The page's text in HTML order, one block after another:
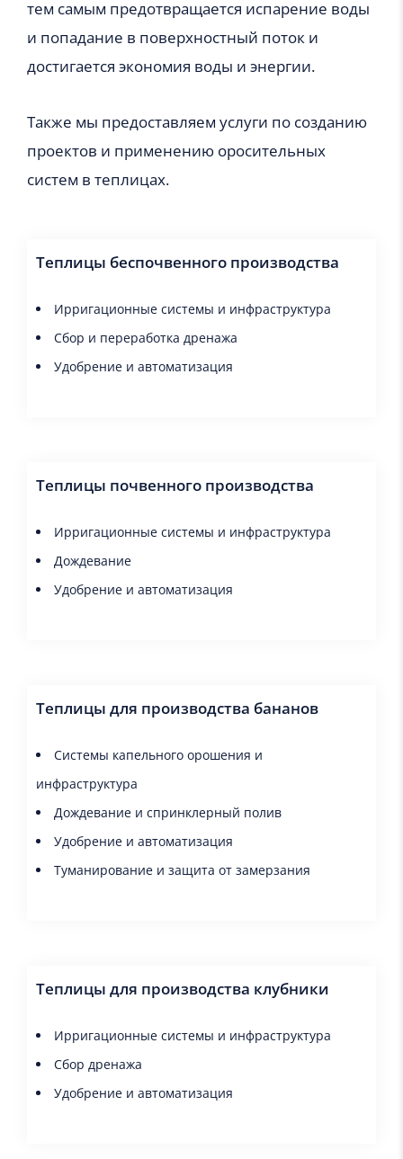
тем самым предотвращается испарение воды
и попадание в поверхностный поток и
достигается экономия воды и энергии.
Также мы предоставляем услуги по созданию
проектов и применению оросительных
систем в теплицах.
Теплицы беспочвенного производства
Ирригационные системы и инфраструктура
Сбор и переработка дренажа
Удобрение и автоматизация
Теплицы почвенного производства
Ирригационные системы и инфраструктура
Дождевание
Удобрение и автоматизация
Теплицы для производства бананов
Системы капельного орошения и
инфраструктура
Дождевание и спринклерный полив
Удобрение и автоматизация
Туманирование и защита от замерзания
Теплицы для производства клубники
Ирригационные системы и инфраструктура
Сбор дренажа
Удобрение и автоматизация